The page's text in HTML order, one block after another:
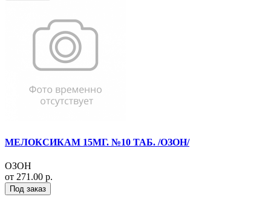
МЕЛОКСИКАМ 15МГ. №10 ТАБ. /ОЗОН/
ОЗОН
от 271.00 р.
Под заказ